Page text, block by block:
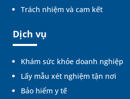
Trách nhiệm và cam kết
Dịch vụ
Khám sức khỏe doanh nghiệp
Lấy mẫu xét nghiệm tận nơi
Bảo hiểm y tế